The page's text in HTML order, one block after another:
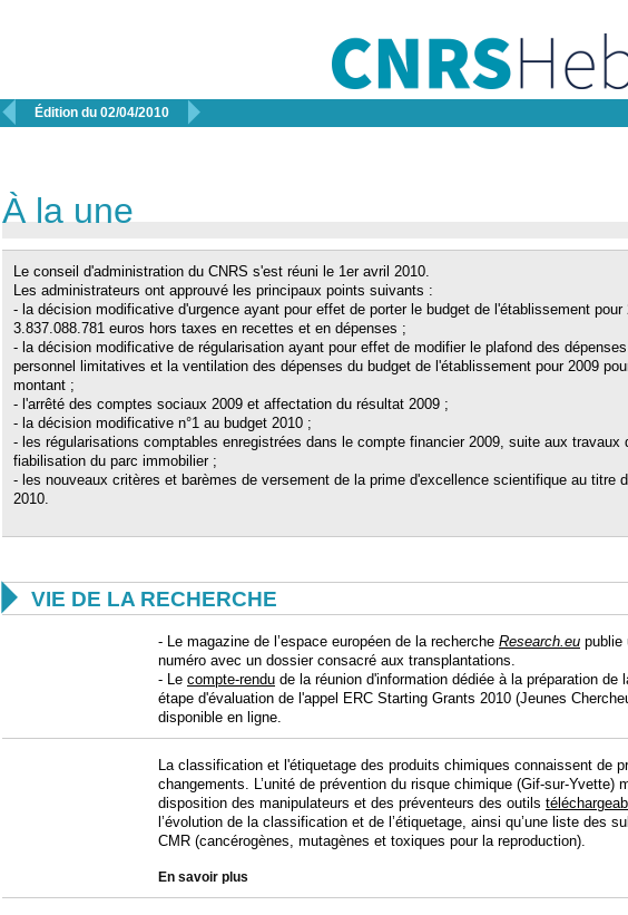
 Édition du 02/04/2010 
À la une
Le conseil d'administration du CNRS s'est réuni le 1er avril 2010.
Les administrateurs ont approuvé les principaux points suivants :
- la décision modificative d'urgence ayant pour effet de porter le budget de l'établissement pour
3.837.088.781 euros hors taxes en recettes et en dépenses ;
- la décision modificative de régularisation ayant pour effet de modifier le plafond des
personnel limitatives et la ventilation des dépenses du budget de l'établissement pour 2009
montant ;
- l'arrêté des comptes sociaux 2009 et affectation du résultat 2009 ;
- la décision modificative n°1 au budget 2010 ;
- les régularisations comptables enregistrées dans le compte financier 2009, suite aux travaux
fiabilisation du parc immobilier ;
- les nouveaux critères et barèmes de versement de la prime d'excellence scientifique au titre
2010.
 VIE DE LA RECHERCHE
- Le magazine de l’espace européen de la recherche Research.eu publie
numéro avec un dossier consacré aux transplantations.
- Le compte-rendu de la réunion d'information dédiée à la préparation de
étape d'évaluation de l'appel ERC Starting Grants 2010 (Jeunes
disponible en ligne.
La classification et l'étiquetage des produits chimiques connaissent de
changements. L’unité de prévention du risque chimique (Gif-sur-Yvette)
disposition des manipulateurs et des préventeurs des outils
l’évolution de la classification et de l’étiquetage, ainsi qu’une liste des
CMR (cancérogènes, mutagènes et toxiques pour la reproduction).
En savoir plus